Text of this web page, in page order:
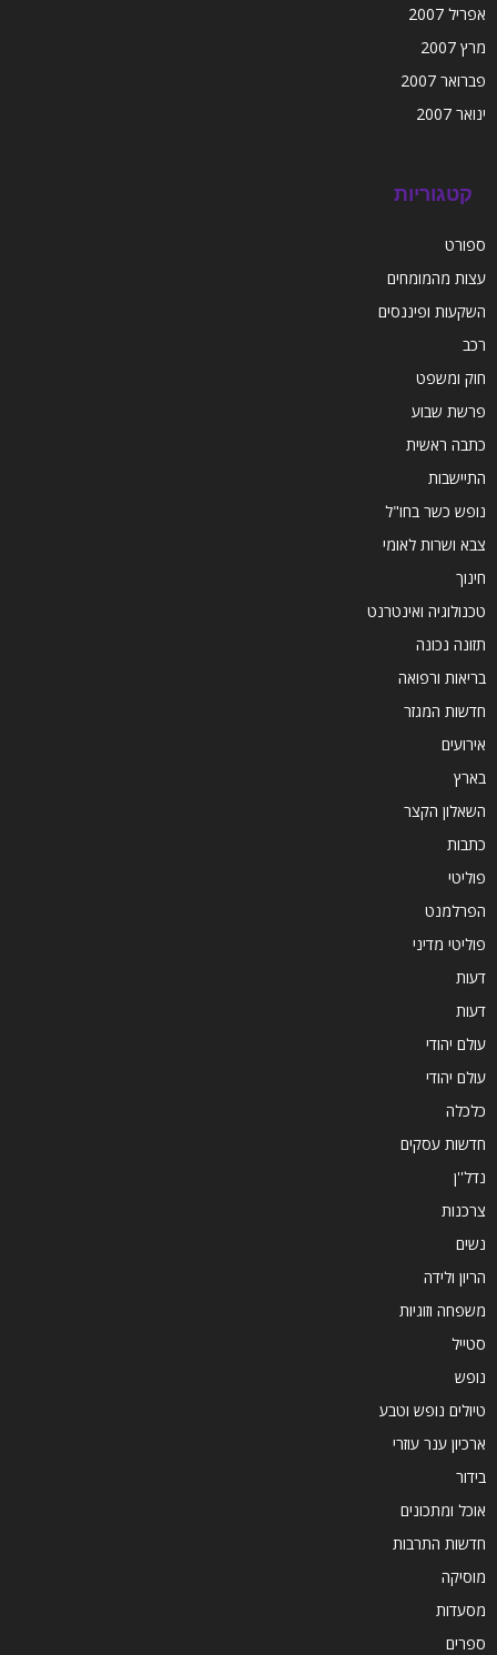
אפריל 2007
מרץ 2007
פברואר 2007
ינואר 2007
קטגוריות
ספורט
עצות מהמומחים
השקעות ופיננסים
רכב
חוק ומשפט
פרשת שבוע
כתבה ראשית
התיישבות
נופש כשר בחו"ל
צבא ושרות לאומי
חינוך
טכנולוגיה ואינטרנט
תזונה נכונה
בריאות ורפואה
חדשות המגזר
אירועים
בארץ
השאלון הקצר
כתבות
פוליטי
הפרלמנט
פוליטי מדיני
דעות
דעות
עולם יהודי
עולם יהודי
כלכלה
חדשות עסקים
נדל''ן
צרכנות
נשים
הריון ולידה
משפחה וזוגיות
סטייל
נופש
טיולים נופש וטבע
ארכיון ענר עוזרי
בידור
אוכל ומתכונים
חדשות התרבות
מוסיקה
מסעדות
ספרים